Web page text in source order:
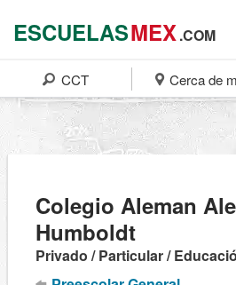
ESCUELASMEX.COM
CCT Cerca de
Colegio Aleman
Humboldt
Privado / Particular /